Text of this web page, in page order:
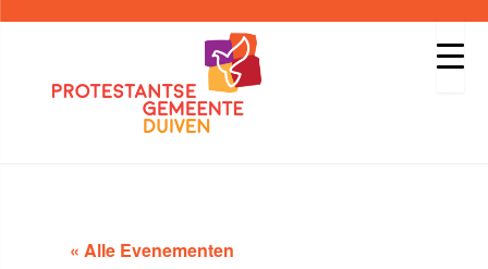
« Alle Evenementen